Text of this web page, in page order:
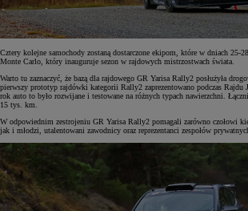
Cztery kolejne samochody zostaną dostarczone ekipom, które w dniach 25-
Monte Carlo, który inauguruje sezon w rajdowych mistrzostwach świata.
Warto tu zaznaczyć, że bazą dla rajdowego GR Yarisa Rally2 posłużyła
pierwszy prototyp rajdówki kategorii Rally2 zaprezentowano podczas Rajdu
rok auto to było rozwijane i testowane na różnych typach nawierzchni.
15 tys. km.
W odpowiednim zestrojeniu GR Yarisa Rally2 pomagali zarówno czołowi
jak i młodzi, utalentowani zawodnicy oraz reprezentanci zespołów